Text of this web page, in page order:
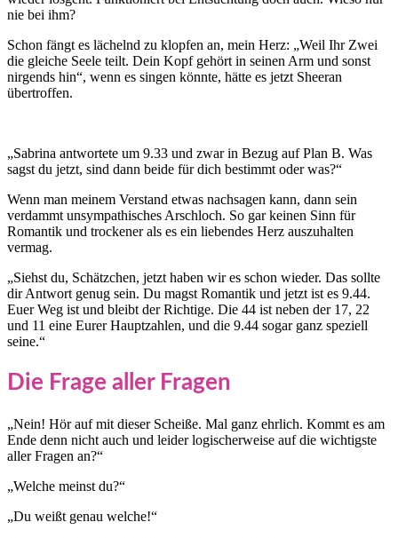
nie bei ihm?
Schon fängt es lächelnd zu klopfen an, mein Herz: „Weil Ihr Zwei
die gleiche Seele teilt. Dein Kopf gehört in seinen Arm und sonst
nirgends hin“, wenn es singen könnte, hätte es jetzt Sheeran
übertroffen.
„Sabrina antwortete um 9.33 und zwar in Bezug auf Plan B. Was
sagst du jetzt, sind dann beide für dich bestimmt oder was?“
Wenn man meinem Verstand etwas nachsagen kann, dann sein
verdammt unsympathisches Arschloch. So gar keinen Sinn für
Romantik und trockener als es ein liebendes Herz auszuhalten
vermag.
„Siehst du, Schätzchen, jetzt haben wir es schon wieder. Das sollte
dir Antwort genug sein. Du magst Romantik und jetzt ist es 9.44.
Euer Weg ist und bleibt der Richtige. Die 44 ist neben der 17, 22
und 11 eine Eurer Hauptzahlen, und die 9.44 sogar ganz speziell
seine.“
Die Frage aller Fragen
„Nein! Hör auf mit dieser Scheiße. Mal ganz ehrlich. Kommt es am
Ende denn nicht auch und leider logischerweise auf die wichtigste
aller Fragen an?“
„Welche meinst du?“
„Du weißt genau welche!“